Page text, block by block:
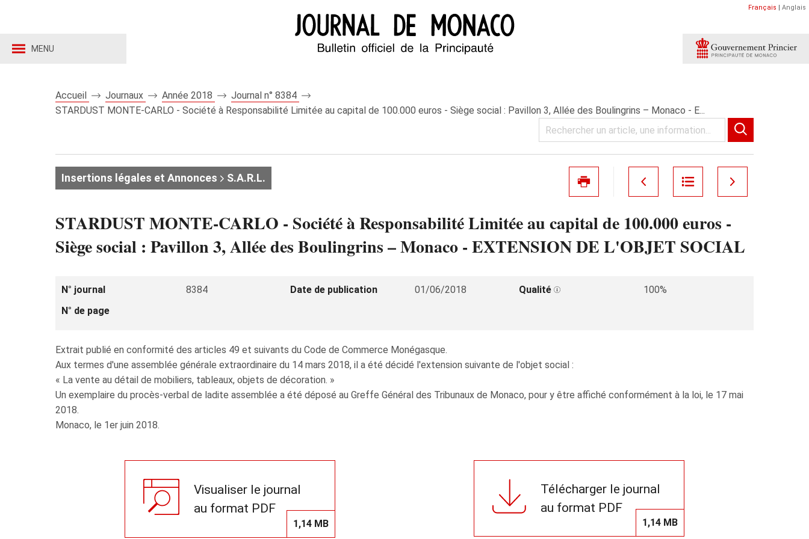
MENU
Français | Anglais
Accueil Journaux Année 2018
Journal n° 8384
STARDUST MONTE-CARLO - Société à Responsabilité Limitée au capital de 100.000 euros - Siège social : Pavillon 3, Allée des Boulingrins – Monaco - E...
Insertions légales et Annonces S.A.R.L.
STARDUST MONTE-CARLO - Société à Responsabilité Limitée au capital de 100.000 euros -
Siège social : Pavillon 3, Allée des Boulingrins – Monaco - EXTENSION DE L'OBJET SOCIAL
N° journal 8384 Date de publication 01/06/2018 Qualité
100%
N° de page
Extrait publié en conformité des articles 49 et suivants du Code de Commerce Monégasque.
Aux termes d'une assemblée générale extraordinaire du 14 mars 2018, il a été décidé l'extension suivante de l'objet social :
« La vente au détail de mobiliers, tableaux, objets de décoration. »
Un exemplaire du procès-verbal de ladite assemblée a été déposé au Greffe Général des Tribunaux de Monaco, pour y être affiché conformément à la loi, le 17 mai
2018.
Monaco, le 1er juin 2018.
Visualiser le journal
au format PDF
1,14 MB
Télécharger le journal
au format PDF
1,14 MB